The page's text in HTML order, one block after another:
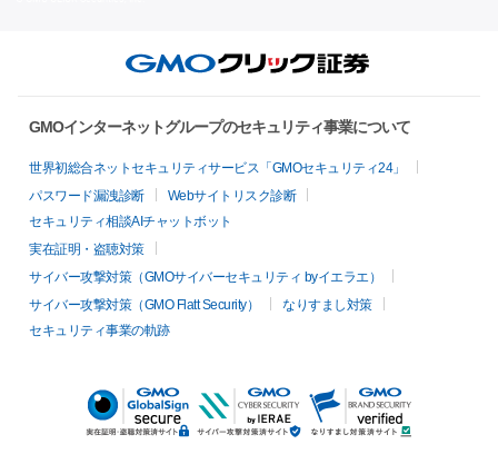
GMOインターネットグループのセキュリティ事業について
世界初総合ネットセキュリティサービス「GMOセキュリティ24」
パスワード漏洩診断
Webサイトリスク診断
セキュリティ相談AIチャットボット
実在証明・盗聴対策
サイバー攻撃対策（GMOサイバーセキュリティ byイエラエ）
サイバー攻撃対策（GMO Flatt Security）
なりすまし対策
セキュリティ事業の軌跡